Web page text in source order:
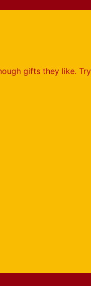
gifts they like.